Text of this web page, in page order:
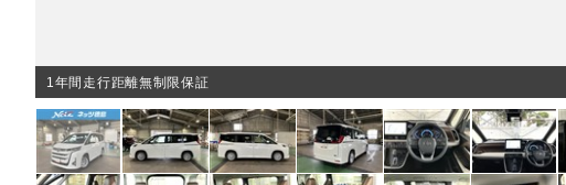
1年間走行距離無制限保証